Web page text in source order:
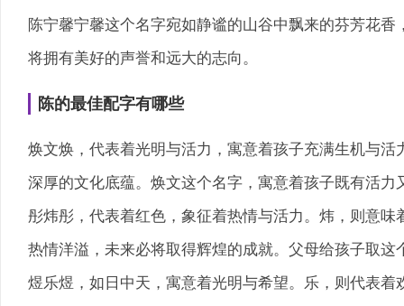
陈宁馨宁馨这个名字宛如静谧的山谷中飘来的芬芳花
将拥有美好的声誉和远大的志向。
陈的最佳配字有哪些
焕文焕，代表着光明与活力，寓意着孩子充满生机与
深厚的文化底蕴。焕文这个名字，寓意着孩子既有活力
彤炜彤，代表着红色，象征着热情与活力。炜，则意
热情洋溢，未来必将取得辉煌的成就。父母给孩子取
煜乐煜，如日中天，寓意着光明与希望。乐，则代表